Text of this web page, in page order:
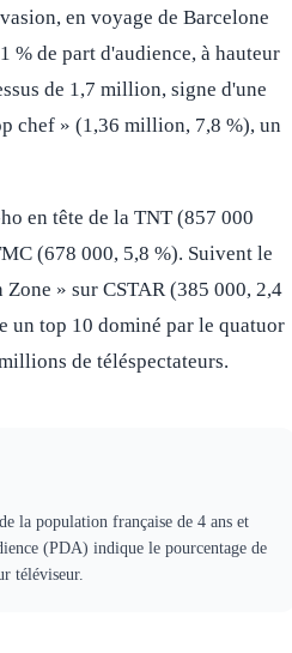
en voyage de Barcelone
% de part d'audience, à hauteur
de 1,7 million, signe d'une
chef » (1,36 million, 7,8 %), un
en tête de la TNT (857 000
(678 000, 5,8 %). Suivent le
» sur CSTAR (385 000, 2,4
un top 10 dominé par le quatuor
de téléspectateurs.
la population française de 4 ans et
(PDA) indique le pourcentage de
téléviseur.